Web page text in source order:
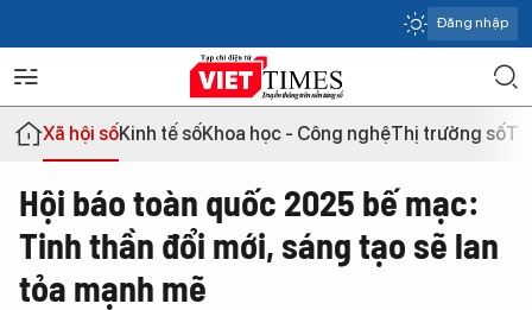
Đăng nhập
Xã hội sốKinh tế sốKhoa học - Công nghệThị trường số
Hội báo toàn quốc 2025 bế mạc:
Tinh thần đổi mới, sáng tạo sẽ lan
tỏa mạnh mẽ